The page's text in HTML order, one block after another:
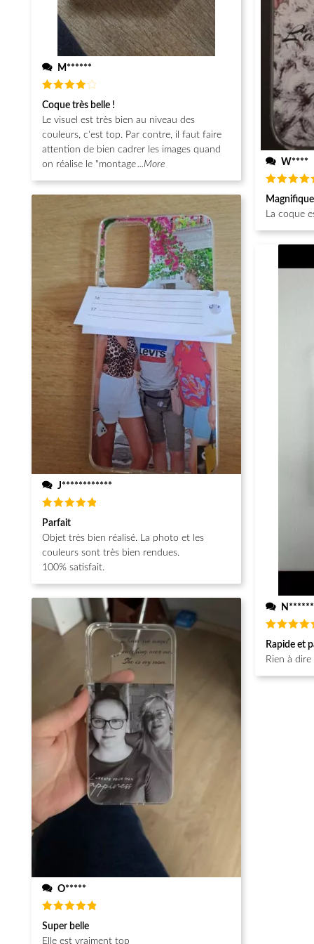
M******
Note
sur 5
Coque très belle !
Le visuel est très bien au niveau des
couleurs, c'est top. Par contre, il faut faire
attention de bien cadrer les images quand
on réalise le "montage...More
J************
Note5
sur 5
Parfait
Objet très bien réalisé. La photo et les
couleurs sont très bien rendues.
100% satisfait.
O*****
Note
5
sur 5
Super belle
Elle est vraiment top
W****
Note5
sur 5
Magnifique
La coque
Note
sur 5
Rapide et
Rien à dire